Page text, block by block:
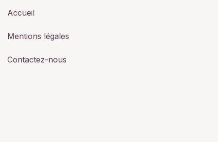
Accueil
Mentions légales
Contactez-nous